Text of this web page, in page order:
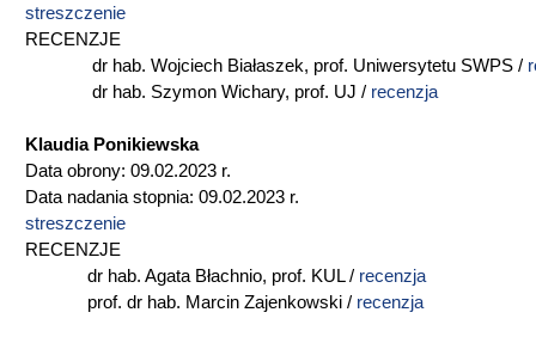
streszczenie
RECENZJE
dr hab. Wojciech Białaszek, prof. Uniwersytetu SWPS /
dr hab. Szymon Wichary, prof. UJ / recenzja
Klaudia Ponikiewska
Data obrony: 09.02.2023 r.
Data nadania stopnia: 09.02.2023 r.
streszczenie
RECENZJE
dr hab. Agata Błachnio, prof. KUL / recenzja
prof. dr hab. Marcin Zajenkowski / recenzja